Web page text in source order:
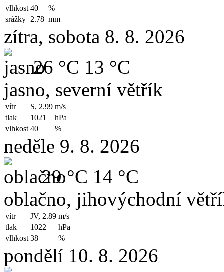
vlhkost 40
%
srážky 2.78 mm
zítra, sobota 8. 8. 2026
26 °C 13 °C
jasno, severní větřík
vítr S, 2.99 m/s
tlak
1021
hPa
vlhkost 40 %
neděle 9. 8. 2026
29 °C 14 °C
oblačno, jihovýchodní
vítr JV, 2.89 m/s
tlak
1022
hPa
vlhkost 38 %
pondělí 10. 8. 2026